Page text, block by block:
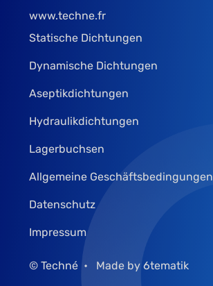
www.techne.fr
Statische Dichtungen
Dynamische Dichtungen
Aseptikdichtungen
Hydraulikdichtungen
Lagerbuchsen
Allgemeine Geschäftsbedingungen
Datenschutz
Impressum
© Techné Made by 6tematik